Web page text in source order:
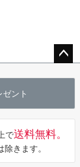
へ
ント
で送料無料。
きます。